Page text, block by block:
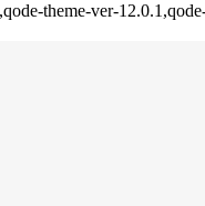
theme-ver-